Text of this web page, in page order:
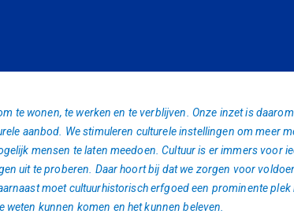
te wonen, te werken en te verblijven. Onze inzet is
aanbod. We stimuleren culturele instellingen om meer
mensen te laten meedoen. Cultuur is er immers voor
uit te proberen. Daar hoort bij dat we zorgen voor
moet cultuurhistorisch erfgoed een prominente plek
kunnen komen en het kunnen beleven.